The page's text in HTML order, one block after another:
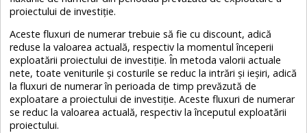
proiectului de investiție.
Aceste fluxuri de numerar trebuie să fie cu discount, adică
reduse la valoarea actuală, respectiv la momentul începerii
exploatării proiectului de investiție. În metoda valorii actuale
nete, toate veniturile și costurile se reduc la intrări și ieșiri, adică
la fluxuri de numerar în perioada de timp prevăzută de
exploatare a proiectului de investiție. Aceste fluxuri de numerar
se reduc la valoarea actuală, respectiv la începutul exploatării
proiectului.